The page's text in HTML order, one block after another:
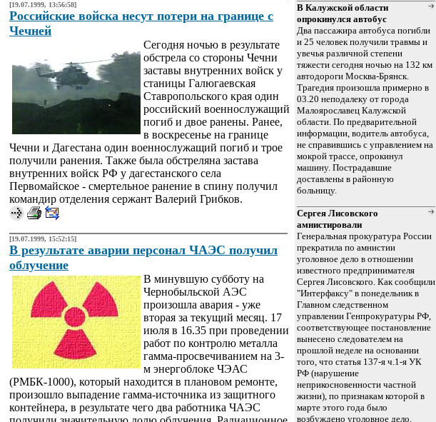
[19.07.1999, 13:56:58]
Российские войска несут потери на границе с
Чечней
Сегодня ночью в результате
обстрела со стороны Чечни
заставы внутренних войск у
станицы Галюгаевская
Ставропольского края один
российский военнослужащий
погиб и двое ранены. Ранее,
в воскресенье на границе
Чечни и Дагестана один военнослужащий погиб и трое
получили ранения. Также была обстреляна застава
внутренних войск РФ у дагестанского села
Первомайское - смертельное ранение в спину получил
командир отделения сержант Валерий Грибков.
[19.07.1999, 15:52:15]
В результате аварии персонал ЧАЭС получил
облучение
В минувшую субботу на
Чернобыльской АЭС
произошла авария - уже
вторая за текущий месяц. 17
июля в 16.35 при проведении
работ по контролю металла
гамма-просвечиванием на 3-
м энергоблоке ЧЭАС
(РМБК-1000), который находится в плановом ремонте,
произошло выпадение гамма-источника из защитного
контейнера, в результате чего два работника ЧАЭС
В Калужской области
опрокинулся автобус
Два пассажира автобуса погибли
и 25 человек получили травмы и
увечья различной степени
тяжести сегодня ночью на 132 км
автодороги Москва-Брянск.
Трагедия произошла примерно в
03.20 неподалеку от города
Малоярославец Калужской
области. По предварительной
информации, водитель автобуса,
не справившись с управлением на
мокрой трассе, опрокинул
машину. Пострадавшие
доставлены в районную
больницу.
Сергея Лисовского
амнистировали
Генеральная прокуратура России
прекратила по амнистии
уголовное дело в отношении
известного предпринимателя
Сергея Лисовского. Как сообщили
"Интерфаксу" в понедельник в
Главном следственном
управлении Генпрокуратуры РФ,
соответствующее постановление
вынесено следователем на
прошлой неделе на основании
того, что статья 137-я ч.1-я УК
РФ (нарушение
неприкосновенности частной
жизни), по признакам которой в
марте этого года было
возбуждено уголовное дело,